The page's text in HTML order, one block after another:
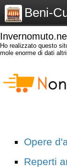
Beni-
Ho realizzato questo
mole enorme di dati
Opere
Reperti